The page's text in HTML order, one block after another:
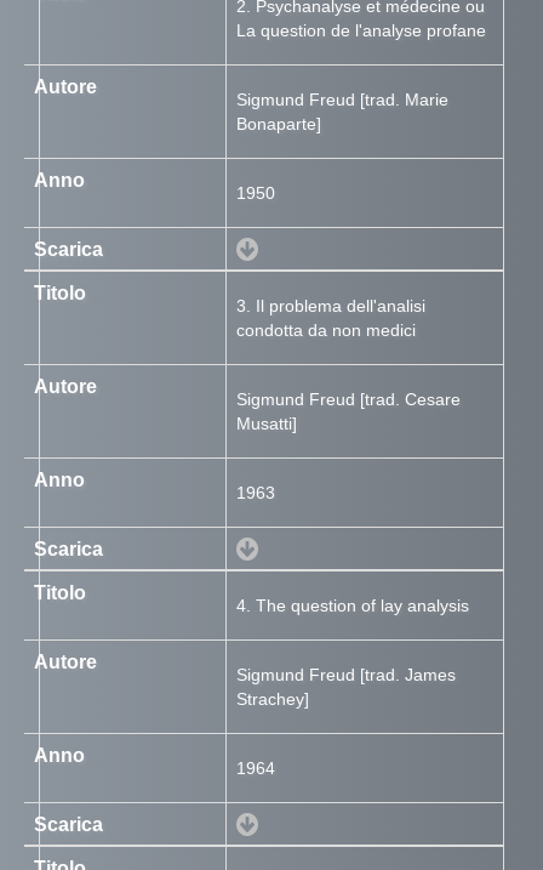
2. Psychanalyse et médecine ou
La question de l'analyse profane
Sigmund Freud [trad. Marie
Bonaparte]
1950
3. Il problema dell'analisi
condotta da non medici
Sigmund Freud [trad. Cesare
Musatti]
1963
4. The question of lay analysis
Sigmund Freud [trad. James
Strachey]
1964